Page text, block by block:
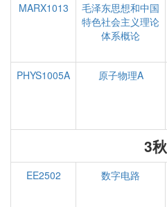
MARX1013
毛泽东思想和中国
特色社会主义理论
体系概论
PHYS1005A
原子物理A
3秋
EE2502 数字电路